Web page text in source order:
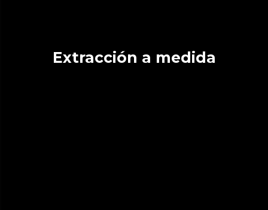
Extracción a medida